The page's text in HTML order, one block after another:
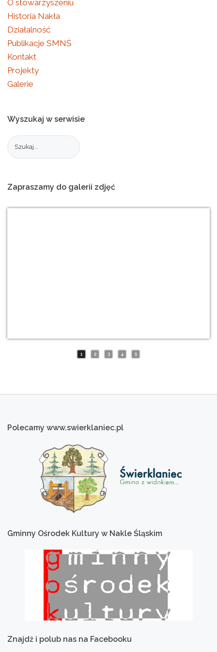
O stowarzyszeniu
Historia Nakła
Działalność
Publikacje SMNŚ
Kontakt
Projekty
Galerie
Wyszukaj w serwisie
Zapraszamy do galerii zdjęć
1 2 3 4 5
Polecamy www.swierklaniec.pl
Gminny Ośrodek Kultury w Nakle Śląskim
Znajdź i polub nas na Facebooku